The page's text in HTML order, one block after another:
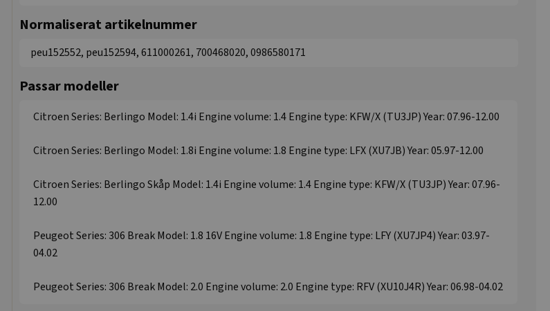
Normaliserat artikelnummer
peu152552, peu152594, 611000261, 700468020, 0986580171
Passar modeller
Citroen Series: Berlingo Model: 1.4i Engine volume: 1.4 Engine type: KFW/X (TU3JP) Year: 07.96-12.00
Citroen Series: Berlingo Model: 1.8i Engine volume: 1.8 Engine type: LFX (XU7JB) Year: 05.97-12.00
Citroen Series: Berlingo Skåp Model: 1.4i Engine volume: 1.4 Engine type: KFW/X (TU3JP) Year: 07.96-
12.00
Peugeot Series: 306 Break Model: 1.8 16V Engine volume: 1.8 Engine type: LFY (XU7JP4) Year: 03.97-
04.02
Peugeot Series: 306 Break Model: 2.0 Engine volume: 2.0 Engine type: RFV (XU10J4R) Year: 06.98-04.02